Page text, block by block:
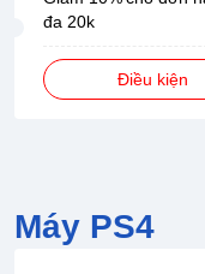
đa 20k
Điều kiện
Máy PS4